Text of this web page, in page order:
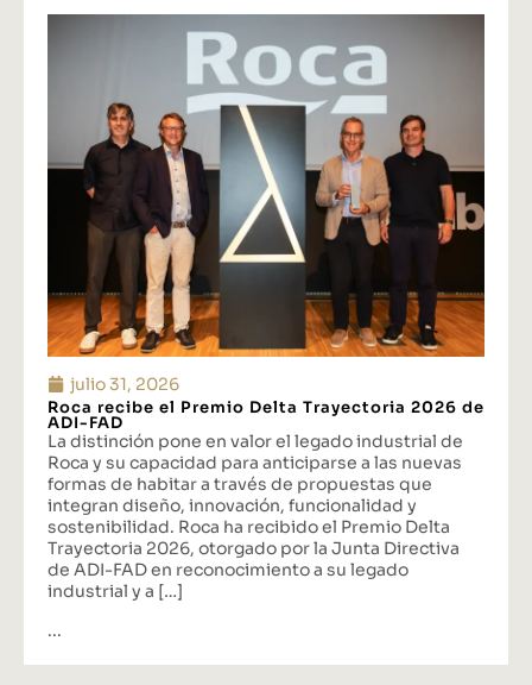
julio 31, 2026
Roca recibe el Premio Delta Trayectoria 2026 de
ADI-FAD
La distinción pone en valor el legado industrial de
Roca y su capacidad para anticiparse a las nuevas
formas de habitar a través de propuestas que
integran diseño, innovación, funcionalidad y
sostenibilidad. Roca ha recibido el Premio Delta
Trayectoria 2026, otorgado por la Junta Directiva
de ADI-FAD en reconocimiento a su legado
industrial y a […]